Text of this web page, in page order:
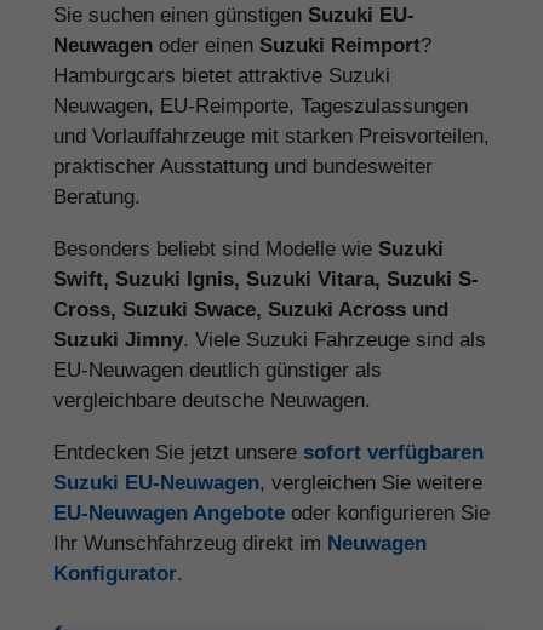
Sie suchen einen günstigen Suzuki EU-
Neuwagen oder einen Suzuki Reimport?
Hamburgcars bietet attraktive Suzuki
Neuwagen, EU-Reimporte, Tageszulassungen
und Vorlauffahrzeuge mit starken Preisvorteilen,
praktischer Ausstattung und bundesweiter
Beratung.
Besonders beliebt sind Modelle wie Suzuki
Swift, Suzuki Ignis, Suzuki Vitara, Suzuki S-
Cross, Suzuki Swace, Suzuki Across und
Suzuki Jimny. Viele Suzuki Fahrzeuge sind als
EU-Neuwagen deutlich günstiger als
vergleichbare deutsche Neuwagen.
Entdecken Sie jetzt unsere sofort verfügbaren
Suzuki EU-Neuwagen, vergleichen Sie weitere
EU-Neuwagen Angebote oder konfigurieren Sie
Ihr Wunschfahrzeug direkt im Neuwagen
Konfigurator.